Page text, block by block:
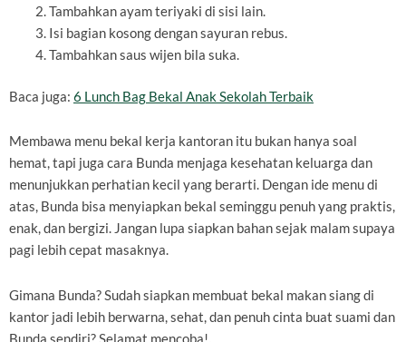
Tambahkan ayam teriyaki di sisi lain.
Isi bagian kosong dengan sayuran rebus.
Tambahkan saus wijen bila suka.
Baca juga: 6 Lunch Bag Bekal Anak Sekolah Terbaik
Membawa menu bekal kerja kantoran itu bukan hanya soal
hemat, tapi juga cara Bunda menjaga kesehatan keluarga dan
menunjukkan perhatian kecil yang berarti. Dengan ide menu di
atas, Bunda bisa menyiapkan bekal seminggu penuh yang praktis,
enak, dan bergizi. Jangan lupa siapkan bahan sejak malam supaya
pagi lebih cepat masaknya.
Gimana Bunda? Sudah siapkan membuat bekal makan siang di
kantor jadi lebih berwarna, sehat, dan penuh cinta buat suami dan
Bunda sendiri? Selamat mencoba!.